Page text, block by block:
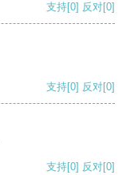
支持[0] 反对[0]
支持[0] 反对[0]
支持[0] 反对[0]